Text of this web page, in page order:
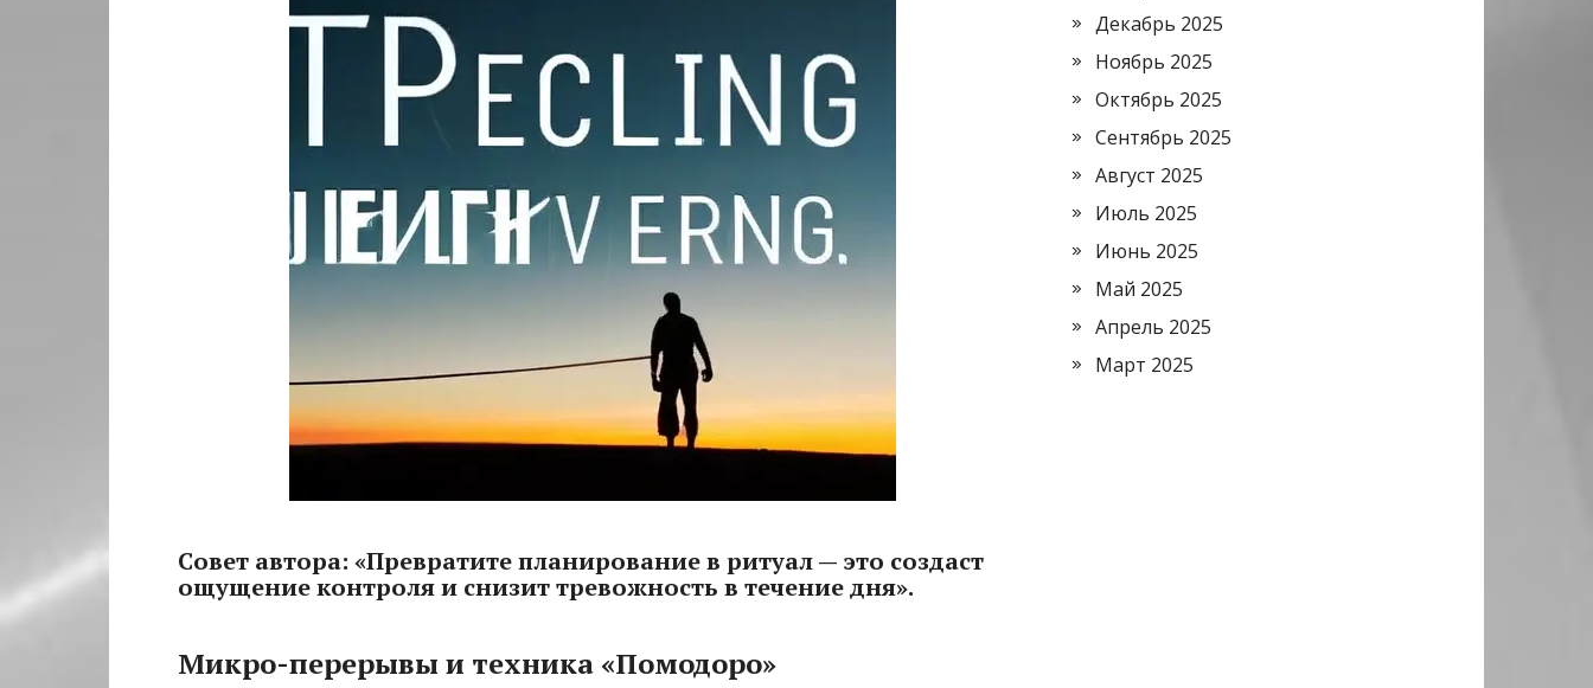
Совет автора: «Превратите планирование в ритуал — это создаст
ощущение контроля и снизит тревожность в течение дня».
Микро-перерывы и техника «Помодоро»
Декабрь 2025
Ноябрь 2025
Октябрь 2025
Сентябрь 2025
Август 2025
Июль 2025
Июнь 2025
Май 2025
Апрель 2025
Март 2025